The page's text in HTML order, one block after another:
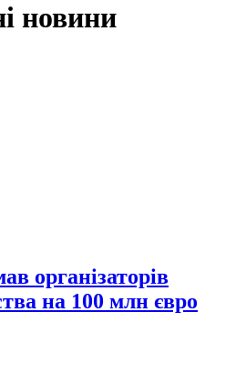
новини
організаторів
на 100 млн євро